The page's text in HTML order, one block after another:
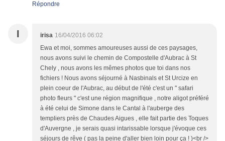
Répondre
I irisa 16/04/2016 06:02
Ewa et moi, sommes amoureuses aussi de ces paysages,
nous avons suivi le chemin de Compostelle d'Aubrac à St
Chely , nous avons les mêmes photos que toi dans nos
fichiers ! Nous avons séjourné à Nasbinals et St Urcize en
plein coeur de l'Aubrac, au début de l'été c'est un " safari
photo fleurs " c'est une région magnifique , notre aligot préféré
à été celui de Simone dans le Cantal à l'auberge des
templiers près de Chaudes Aigues , elle fait partie des Toques
d'Auvergne , je serais quasi intarissable lorsque j'évoque ces
séjours de rêve ( pas la peine d'aller bien loin pour ça ! )<br />